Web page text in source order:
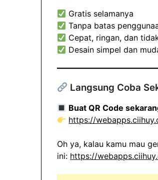
Gratis selamanya
Tanpa batas
Cepat, ringan, dan
Desain simpel dan
Langsung Coba
Buat QR Code
https://
Oh ya, kalau kamu mau
ini: https://